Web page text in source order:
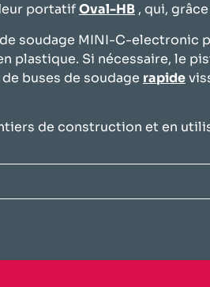
portatifOval-HB , qui,
soudage MINI-C-electronic
plastique. Si nécessaire, le
buses de soudage rapide
de construction et en